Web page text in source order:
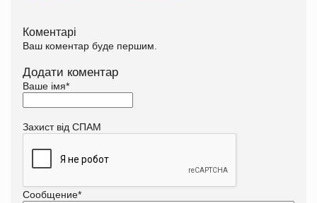
Коментарі
Ваш коментар буде першим.
Додати коментар
Ваше імя*
Захист від СПАМ
Сообщение*